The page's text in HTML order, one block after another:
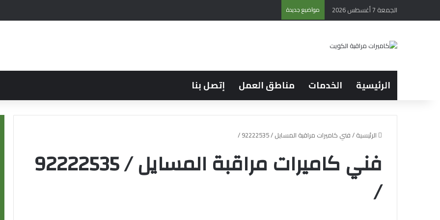
الجمعة 7 أغسطس 2026 مواضيع جديدة
الرئيسية الخدمات مناطق العمل إتصل بنا
الرئيسية/فني كاميرات مراقبة المسايل / 92222535 /
فني كاميرات مراقبة المسايل / 92222535
/